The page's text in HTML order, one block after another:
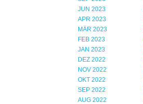
JUN 2023
APR 2023
MÄR 2023
FEB 2023
JAN 2023
DEZ 2022
NOV 2022
OKT 2022
SEP 2022
AUG 2022